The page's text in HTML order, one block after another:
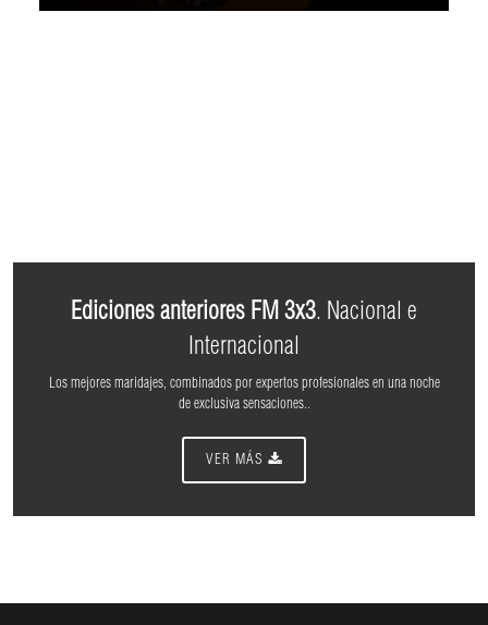
Ediciones anteriores FM 3x3. Nacional e
Internacional
Los mejores maridajes, combinados por expertos profesionales en una noche
de exclusiva sensaciones..
VER MÁS